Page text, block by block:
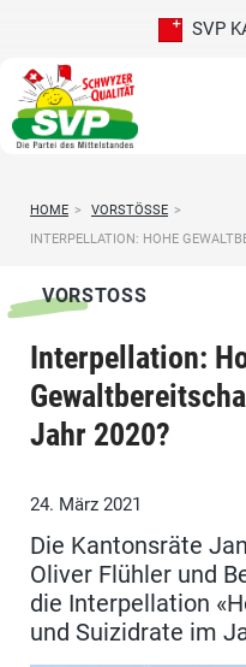
SVP
HOME > VORSTÖSSE >
INTERPELLATION: HOHE
VORSTOSS
Interpellation:
Jahr 2020?
24. März 2021
Die Kantonsräte
Oliver Flühler und
die Interpellation
und Suizidrate im